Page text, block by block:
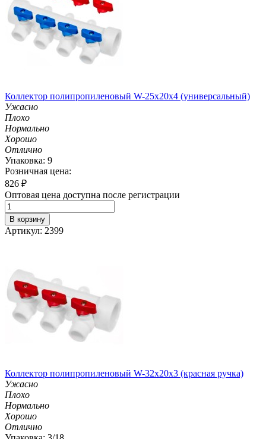
Коллектор полипропиленовый W-25х20х4 (универсальный)
Ужасно
Плохо
Нормально
Хорошо
Отлично
Упаковка: 9
Розничная цена:
826 ₽
Оптовая цена доступна после регистрации
В корзину
Артикул: 2399
Коллектор полипропиленовый W-32х20х3 (красная ручка)
Ужасно
Плохо
Нормально
Хорошо
Отлично